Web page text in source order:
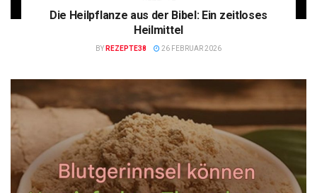
Die Heilpflanze aus der Bibel: Ein zeitloses
Heilmittel
BY REZEPTE38 26 FEBRUAR 2026